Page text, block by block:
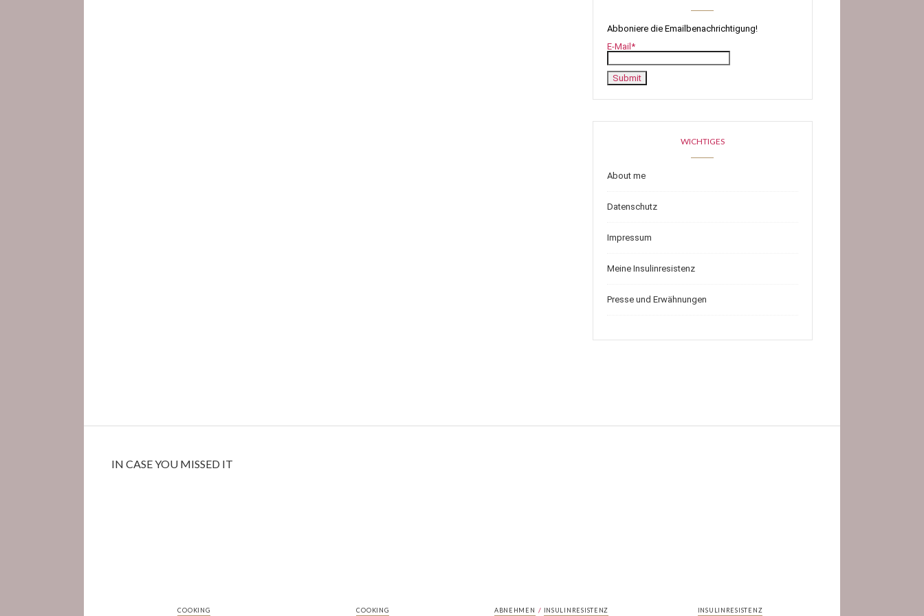
Abboniere die Emailbenachrichtigung!
E-Mail*
WICHTIGES
About me
Datenschutz
Impressum
Meine Insulinresistenz
Presse und Erwähnungen
IN CASE YOU MISSED IT
COOKING COOKING ABNEHMEN / INSULINRESISTENZ INSULINRESISTENZ